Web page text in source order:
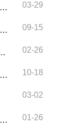
03-29
09-15
02-26
10-18
03-02
01-26